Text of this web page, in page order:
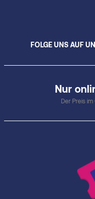
Nur
Der Preis
FOLGE UNS AUF